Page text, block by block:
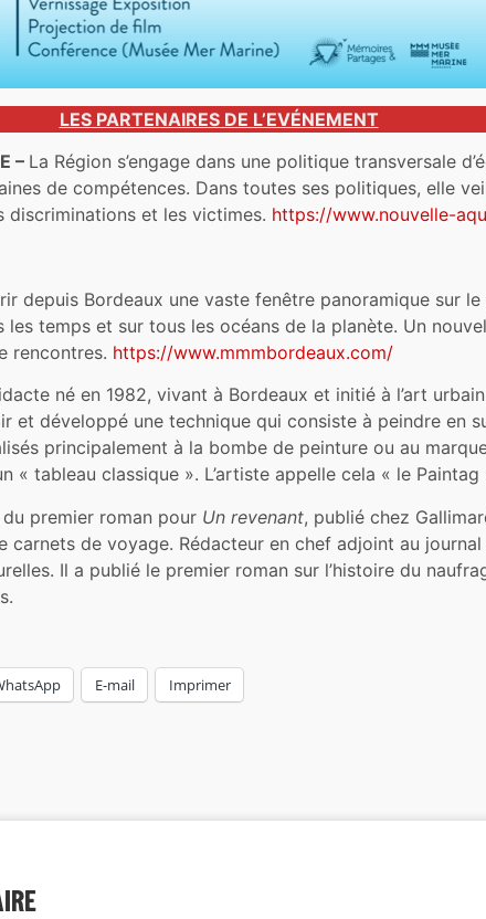
LES PARTENAIRES DE L’EVÉNEMENT
– La Région s’engage dans une politique transversale
de compétences. Dans toutes ses politiques, elle
et les victimes. https://www.nouvelle-
depuis Bordeaux une vaste fenêtre panoramique sur le
temps et sur tous les océans de la planète. Un
rencontres. https://www.mmmbordeaux.com/
né en 1982, vivant à Bordeaux et initié à l’art
et développé une technique qui consiste à peindre en
principalement à la bombe de peinture ou au
« tableau classique ». L’artiste appelle cela « le
premier roman pour Un revenant, publié chez
carnets de voyage. Rédacteur en chef adjoint au
Il a publié le premier roman sur l’histoire du
E-mail Imprimer